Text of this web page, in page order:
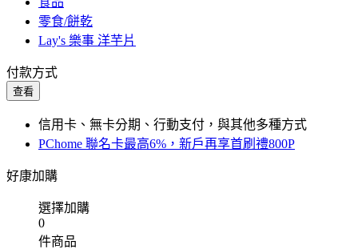
零食/餅乾
Lay's 樂事 洋芋片
付款方式
查看
信用卡、無卡分期、行動支付，與其他多種方式
PChome 聯名卡最高6%，新戶再享首刷禮800P
好康加購
選擇加購
0
件商品